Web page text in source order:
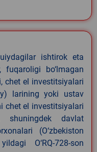
ishtirok eta
bo‘lmagan
chet el investitsiyalari
larining yoki ustav
chet el investitsiyalari
shuningdek davlat
(O‘zbekiston
O‘RQ-728-son